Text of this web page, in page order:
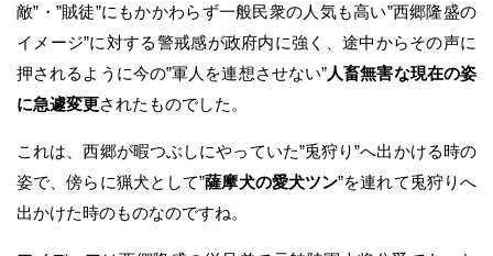
敵”・”賊徒”にもかかわらず一般民衆の人気も高い”西郷隆盛の
イメージ”に対する警戒感が政府内に強く、途中からその声に
押されるように今の”軍人を連想させない”人畜無害な現在の姿
に急遽変更されたものでした。
これは、西郷が暇つぶしにやっていた”兎狩り”へ出かける時の
姿で、傍らに猟犬として”薩摩犬の愛犬ツン”を連れて兎狩りへ
出かけた時のものなのですね。